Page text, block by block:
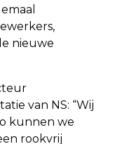
nieuwe
van NS: “Wij
kunnen we
rookvrij